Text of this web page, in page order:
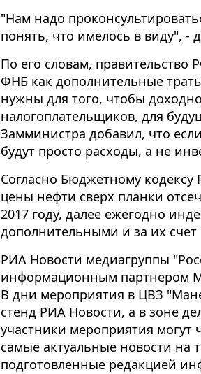
"Нам надо
понять, что имелось в виду", -
По его словам, правительство
ФНБ как дополнительные
нужны для того, чтобы
налогоплательщиков, для
Замминистра добавил, что
будут просто расходы, а не
Согласно Бюджетному
цены нефти сверх планки
2017 году, далее ежегодно
дополнительными и за их
РИА Новости медиагруппы
информационным партнером
В дни мероприятия в ЦВЗ
стенд РИА Новости, а в зоне
участники мероприятия могут
самые актуальные новости на
подготовленные редакцией